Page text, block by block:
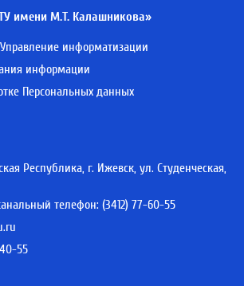
имени М.Т. Калашникова»
информатизации
информации
Персональных данных
Республика, г. Ижевск, ул. Студенческая,
телефон: (3412) 77-60-55
55